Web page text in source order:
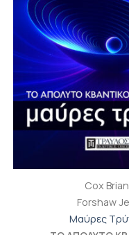
Cox Brian
Forshaw
Μαύρες